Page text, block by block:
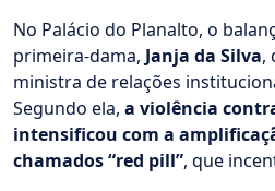
No Palácio do Planalto, o
primeira-dama, Janja da Silva,
ministra de relações
Segundo ela, a violência
intensificou com a
chamados “red pill”, que